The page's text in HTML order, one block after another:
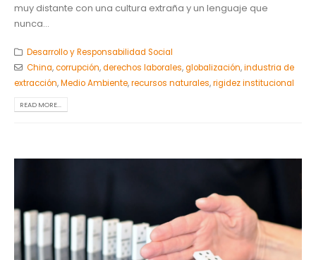
muy distante con una cultura extraña y un lenguaje que
nunca...
Desarrollo y Responsabilidad Social
China,corrupción,derechos laborales,globalización,industria de
extracción,Medio Ambiente,recursos naturales,rigidez institucional
READ MORE...